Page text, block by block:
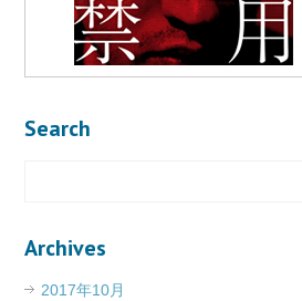
Search
Archives
2017年10月